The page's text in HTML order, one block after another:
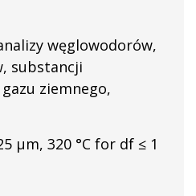
węglowodorów,
substancji
ziemnego,
μm, 320 °C for df ≤ 1